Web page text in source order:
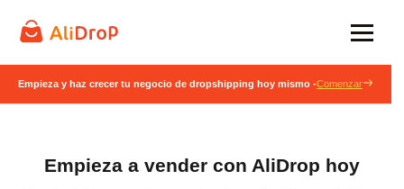
Empieza y haz crecer tu negocio de dropshipping hoy mismo -Comenzar
Empieza a vender con AliDrop hoy